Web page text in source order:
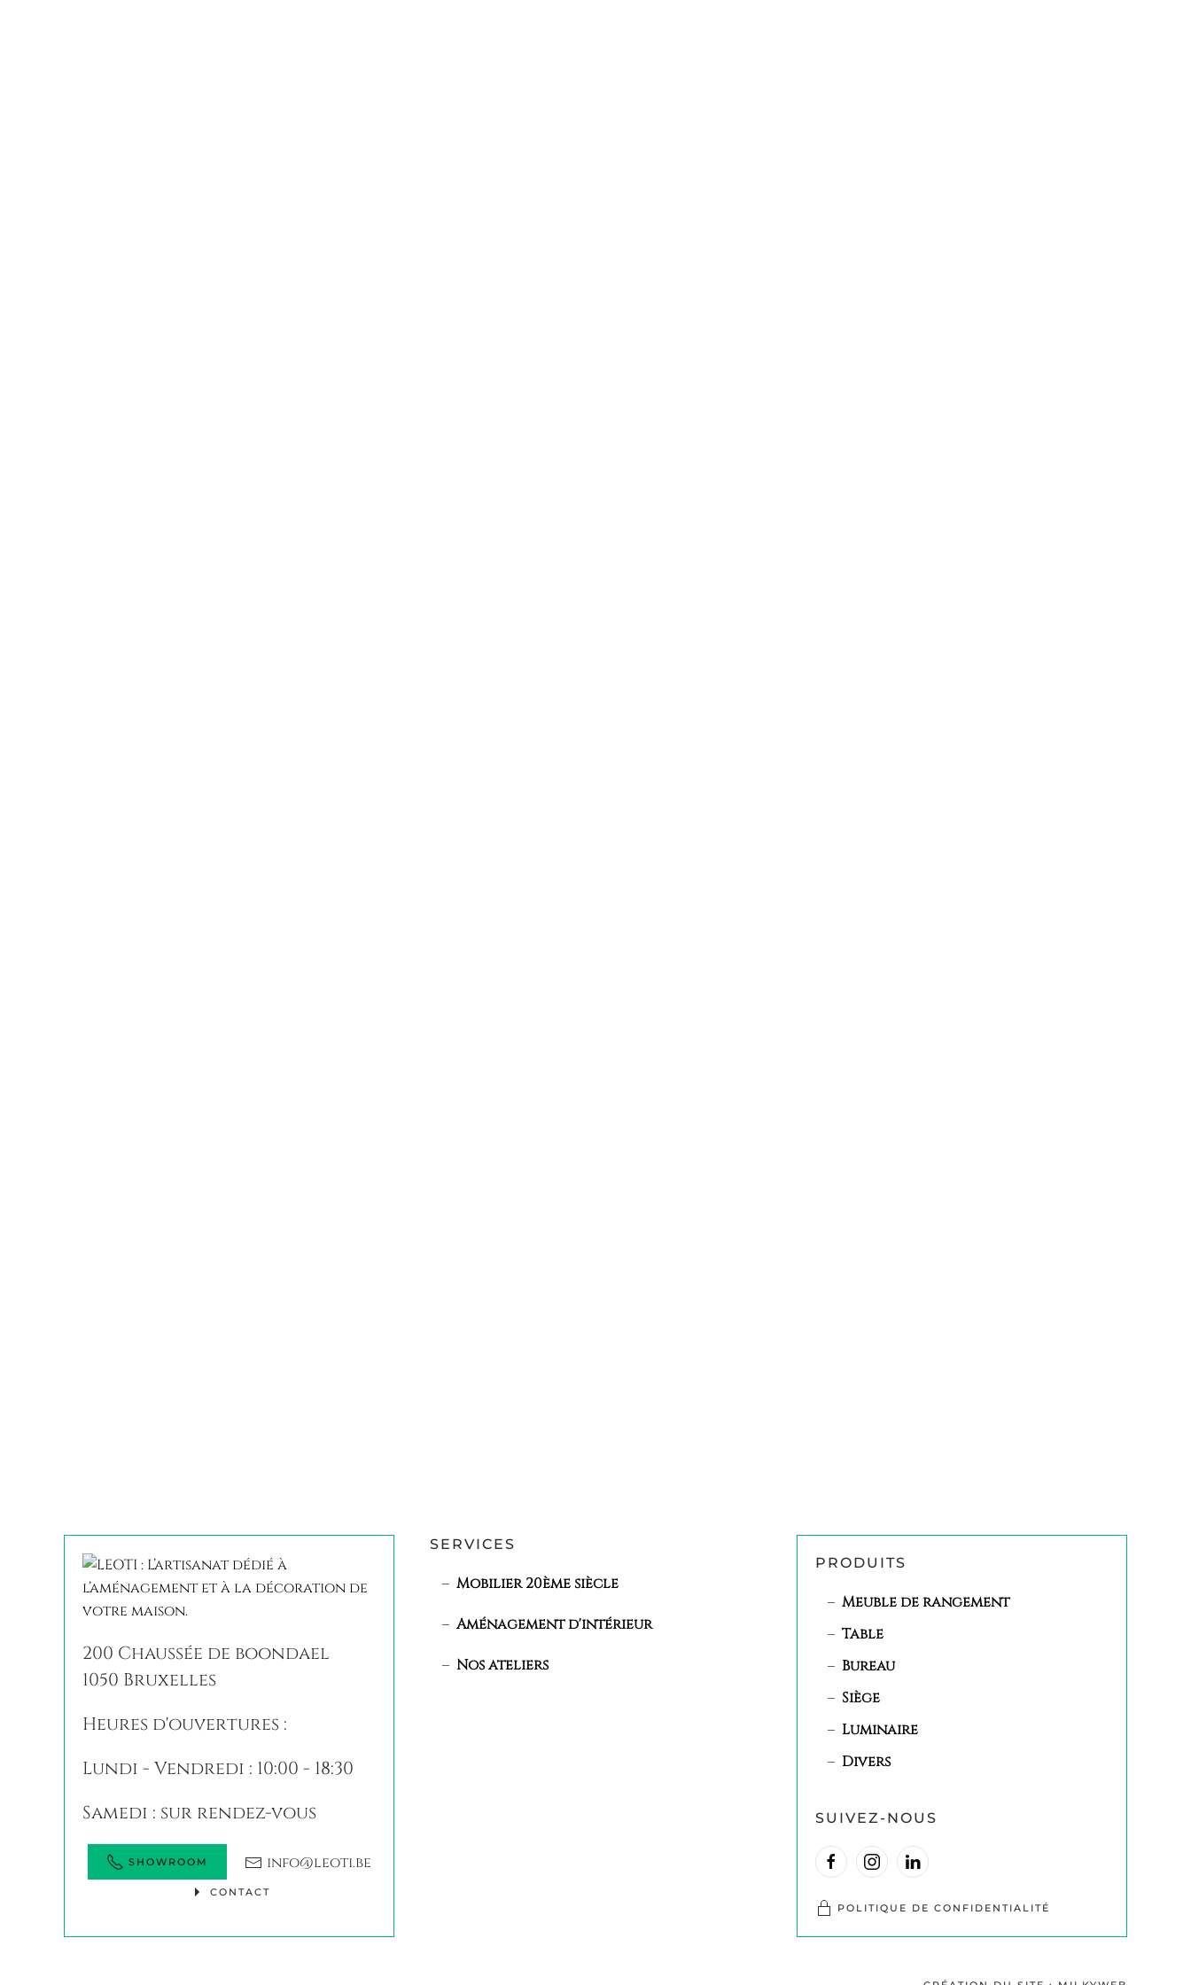
200 Chaussée de boondael
1050 Bruxelles
Heures d'ouvertures :
Lundi - Vendredi : 10:00 - 18:30
Samedi : sur rendez-vous
SHOWROOM info@leoti.be
CONTACT
SERVICES
Mobilier 20ème siècle
Aménagement d'intérieur
Nos ateliers
PRODUITS
Meuble de rangement
Table
Bureau
Siège
Luminaire
Divers
SUIVEZ-NOUS
POLITIQUE DE CONFIDENTIALITÉ